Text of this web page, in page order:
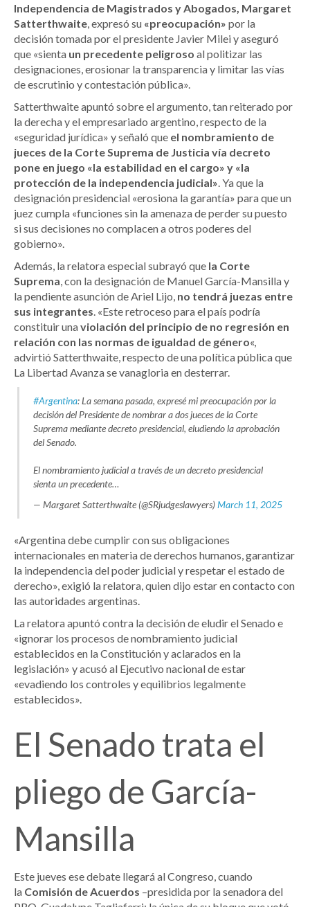
Independencia de Magistrados y Abogados, Margaret
Satterthwaite, expresó su «preocupación» por la
decisión tomada por el presidente Javier Milei y aseguró
que «sienta un precedente peligroso al politizar las
designaciones, erosionar la transparencia y limitar las vías
de escrutinio y contestación pública».
Satterthwaite apuntó sobre el argumento, tan reiterado por
la derecha y el empresariado argentino, respecto de la
«seguridad jurídica» y señaló que el nombramiento de
jueces de la Corte Suprema de Justicia vía decreto
pone en juego «la estabilidad en el cargo» y «la
protección de la independencia judicial». Ya que la
designación presidencial «erosiona la garantía» para que un
juez cumpla «funciones sin la amenaza de perder su puesto
si sus decisiones no complacen a otros poderes del
gobierno».
Además, la relatora especial subrayó que la Corte
Suprema, con la designación de Manuel García-Mansilla y
la pendiente asunción de Ariel Lijo, no tendrá juezas entre
sus integrantes. «Este retroceso para el país podría
constituir unaviolación del principio de no regresión en
relación con las normas de igualdad de género«,
advirtió Satterthwaite, respecto de una política pública que
La Libertad Avanza se vanagloria en desterrar.
#Argentina: La semana pasada, expresé mi preocupación por la
decisión del Presidente de nombrar a dos jueces de la Corte
Suprema mediante decreto presidencial, eludiendo la aprobación
del Senado.
El nombramiento judicial a través de un decreto presidencial
sienta un precedente…
— Margaret Satterthwaite (@SRjudgeslawyers)March 11, 2025
«Argentina debe cumplir con sus obligaciones
internacionales en materia de derechos humanos, garantizar
la independencia del poder judicial y respetar el estado de
derecho», exigió la relatora, quien dijo estar en contacto con
las autoridades argentinas.
La relatora apuntó contra la decisión de eludir el Senado e
«ignorar los procesos de nombramiento judicial
establecidos en la Constitución y aclarados en la
legislación» y acusó al Ejecutivo nacional de estar
«evadiendo los controles y equilibrios legalmente
establecidos».
El Senado trata el
pliego de García-
Mansilla
Este jueves ese debate llegará al Congreso, cuando
la Comisión de Acuerdos –presidida por la senadora del